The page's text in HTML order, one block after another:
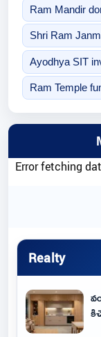
Ram Mandir
Shri Ram
Ayodhya SIT
Ram Temple
Error fetching
Realty